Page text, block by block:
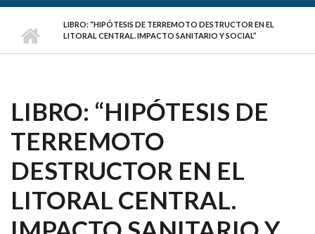
LIBRO: “HIPÓTESIS DE TERREMOTO DESTRUCTOR EN EL
LITORAL CENTRAL. IMPACTO SANITARIO Y SOCIAL”
LIBRO: “HIPÓTESIS DE
TERREMOTO
DESTRUCTOR EN EL
LITORAL CENTRAL.